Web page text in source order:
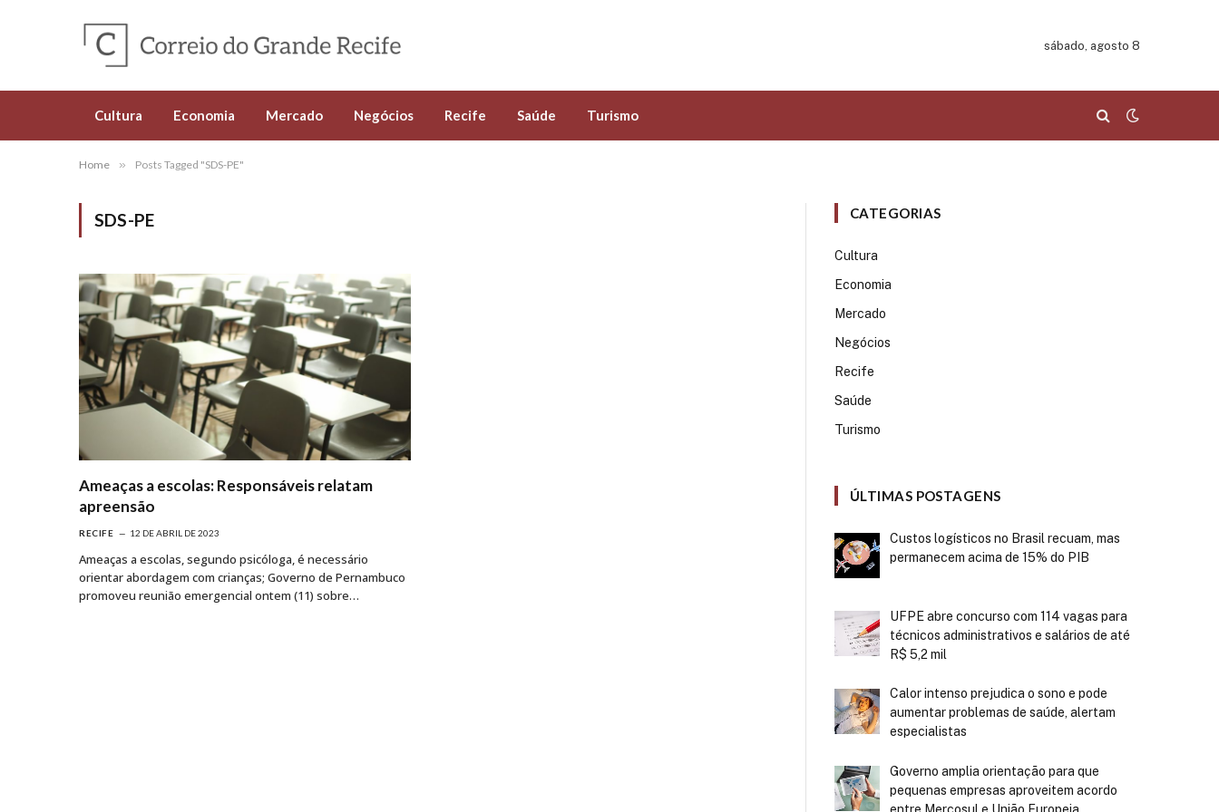
sábado, agosto 8
Cultura Economia Mercado Negócios Recife Saúde Turismo
Home » Posts Tagged "SDS-PE"
SDS-PE
Ameaças a escolas: Responsáveis relatam
apreensão
RECIFE 12 DE ABRIL DE 2023
Ameaças a escolas, segundo psicóloga, é necessário
orientar abordagem com crianças; Governo de Pernambuco
promoveu reunião emergencial ontem (11) sobre…
CATEGORIAS
Cultura
Economia
Mercado
Negócios
Recife
Saúde
Turismo
ÚLTIMAS POSTAGENS
Custos logísticos no Brasil recuam, mas
permanecem acima de 15% do PIB
UFPE abre concurso com 114 vagas para
técnicos administrativos e salários de até
R$ 5,2 mil
Calor intenso prejudica o sono e pode
aumentar problemas de saúde, alertam
especialistas
Governo amplia orientação para que
pequenas empresas aproveitem acordo